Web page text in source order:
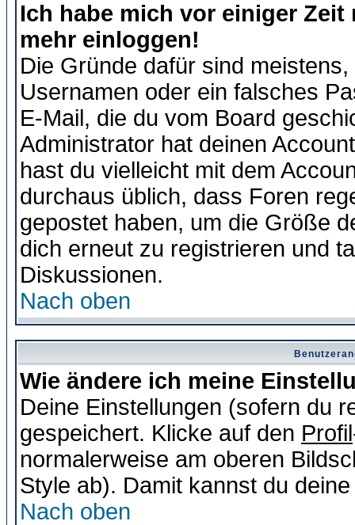
Ich habe mich vor einiger
mehr einloggen!
Die Gründe dafür sind
Usernamen oder ein falsches
E-Mail, die du vom Board
Administrator hat deinen
hast du vielleicht mit dem
durchaus üblich, dass Foren
gepostet haben, um die Größe
dich erneut zu registrieren und
Diskussionen.
Nach oben
Wie ändere ich meine
Deine Einstellungen (sofern du
gespeichert. Klicke auf den Profil
normalerweise am oberen
Style ab). Damit kannst du
Nach oben